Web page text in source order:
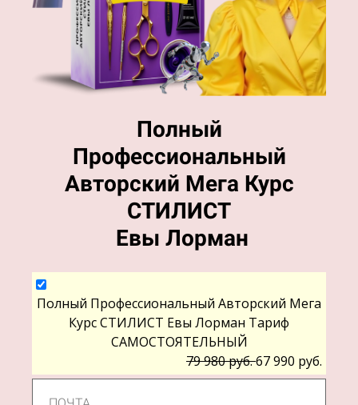
Полный
Профессиональный
Авторский Мега Курс
СТИЛИСТ
Евы Лорман
Полный Профессиональный Авторский Мега
Курс CТИЛИСТ Евы Лорман Тариф
САМОСТОЯТЕЛЬНЫЙ
79 980 руб.67 990 руб.